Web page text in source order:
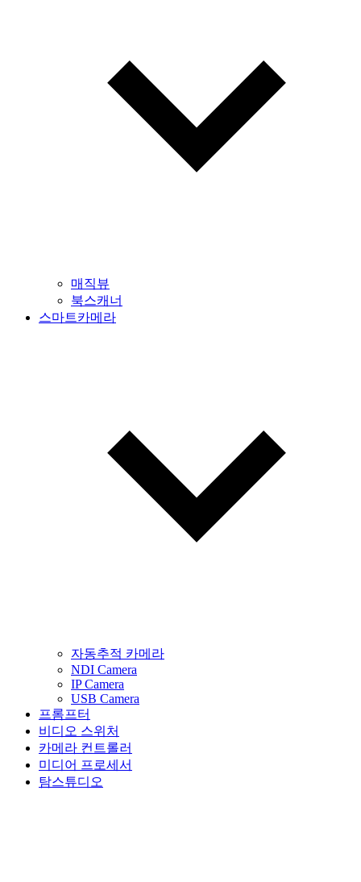
매직뷰
북스캐너
스마트카메라
자동추적 카메라
NDI Camera
IP Camera
USB Camera
프롬프터
비디오 스위처
카메라 컨트롤러
미디어 프로세서
탐스튜디오